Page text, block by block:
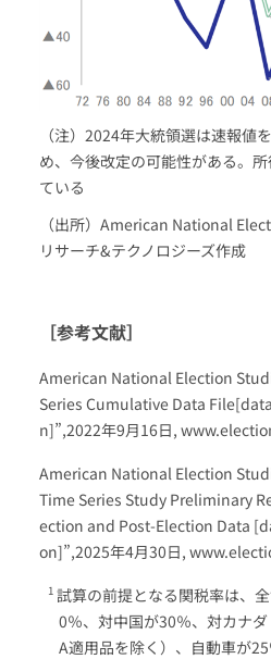
（注）2024年大統領選は速報値
め、今後改定の可能性がある。
ている
（出所）American National
リサーチ&テクノロジーズ作成
［参考文献］
American National Election
Series Cumulative Data
n]”,2022年9月16日,
American National Election
Time Series Study Preliminary
ection and Post-Election Data
on]”,2025年4月30日,
試算の前提となる関税率は、
0％、対中国が30％、対カナ
A適用品を除く）、自動車が25